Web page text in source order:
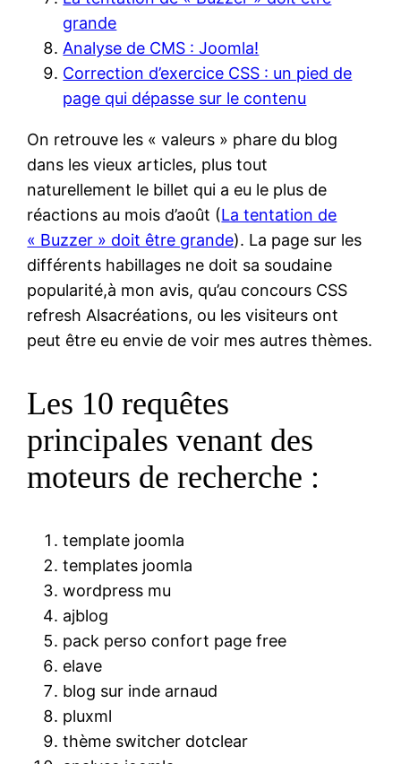
grande
Analyse de CMS : Joomla!
Correction d’exercice CSS : un pied de
page qui dépasse sur le contenu
On retrouve les « valeurs » phare du blog
dans les vieux articles, plus tout
naturellement le billet qui a eu le plus de
réactions au mois d’août (La tentation de
« Buzzer » doit être grande). La page sur les
différents habillages ne doit sa soudaine
popularité,à mon avis, qu’au concours CSS
refresh Alsacréations, ou les visiteurs ont
peut être eu envie de voir mes autres thèmes.
Les 10 requêtes
principales venant des
moteurs de recherche :
template joomla
templates joomla
wordpress mu
ajblog
pack perso confort page free
elave
blog sur inde arnaud
pluxml
thème switcher dotclear